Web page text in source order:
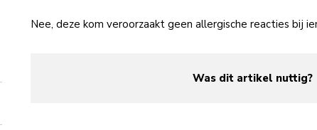
Nee, deze kom veroorzaakt geen allergische reacties bij
Was dit artikel nuttig?
yes
no